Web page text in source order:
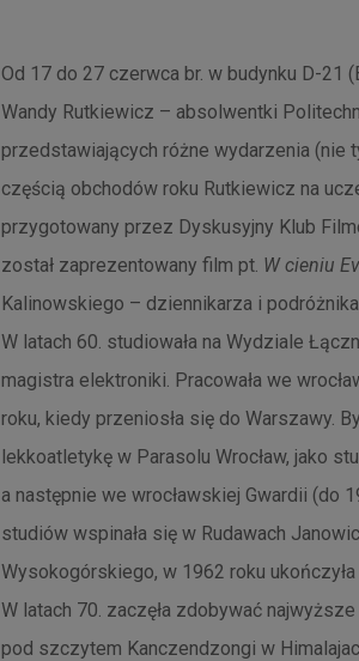
Od 17 do 27 czerwca br. w budynku D-21
Wandy Rutkiewicz – absolwentki
przedstawiających różne wydarzenia (nie
częścią obchodów roku Rutkiewicz na
przygotowany przez Dyskusyjny Klub
został zaprezentowany film pt. W cieniu
Kalinowskiego – dziennikarza i
W latach 60. studiowała na Wydziale
magistra elektroniki. Pracowała we
roku, kiedy przeniosła się do Warszawy.
lekkoatletykę w Parasolu Wrocław, jako
a następnie we wrocławskiej Gwardii (do
studiów wspinała się w Rudawach
Wysokogórskiego, w 1962 roku
W latach 70. zaczęła zdobywać
pod szczytem Kanczendzongi w